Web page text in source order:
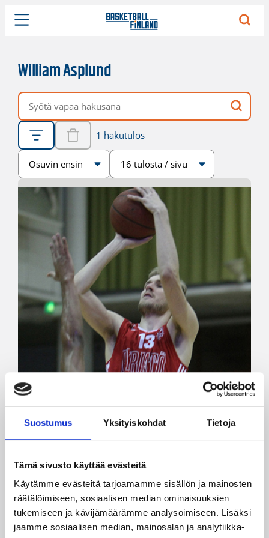
Suostumus Yksityiskohdat Tietoja
Tämä sivusto käyttää evästeitä
Käytämme evästeitä tarjoamamme sisällön ja mainosten
räätälöimiseen, sosiaalisen median ominaisuuksien
tukemiseen ja kävijämäärämme analysoimiseen. Lisäksi
jaamme sosiaalisen median, mainosalan ja analytiikka-
William Asplund
Vapaa hakusana
1 hakutulos
Järjestys
Sivukoko